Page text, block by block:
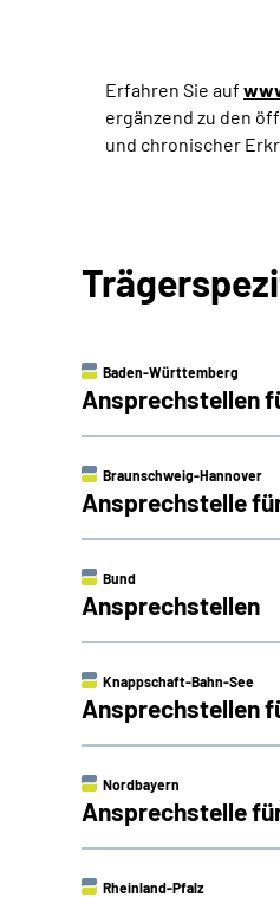
Erfahren Sie auf
ergänzend zu den
und chronischer
Baden-Württemberg
Ansprechstellen
Braunschweig-Hannover
Ansprechstelle
Bund
Ansprechstellen
Knappschaft-Bahn-See
Ansprechstellen
Nordbayern
Ansprechstelle
Rheinland-Pfalz